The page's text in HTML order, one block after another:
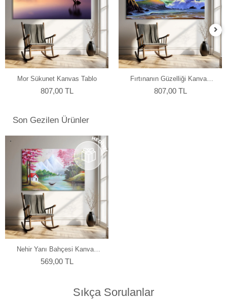
Mor Sükunet Kanvas Tablo
807,00 TL
Fırtınanın Güzelliği Kanvas
Tablo
807,00 TL
Son Gezilen Ürünler
Nehir Yanı Bahçesi Kanvas
Tablo
569,00 TL
Sıkça Sorulanlar